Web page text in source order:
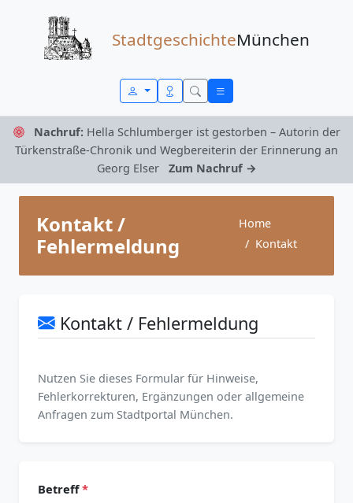
StadtgeschichteMünchen
Nachruf: Hella Schlumberger ist gestorben – Autorin der
Türkenstraße-Chronik und Wegbereiterin der Erinnerung an
Georg Elser
Zum Nachruf →
Kontakt /
Fehlermeldung
Home
Kontakt
Kontakt / Fehlermeldung
Nutzen Sie dieses Formular für Hinweise,
Fehlerkorrekturen, Ergänzungen oder allgemeine
Anfragen zum Stadtportal München.
Betreff*